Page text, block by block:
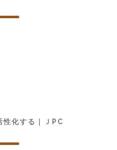
性化する｜ＪPC